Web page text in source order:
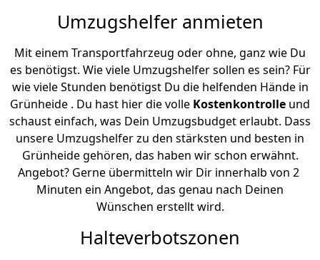
Umzugshelfer anmieten
Mit einem Transportfahrzeug oder ohne, ganz wie Du
es benötigst. Wie viele Umzugshelfer sollen es sein? Für
wie viele Stunden benötigst Du die helfenden Hände in
Grünheide . Du hast hier die volle Kostenkontrolle und
schaust einfach, was Dein Umzugsbudget erlaubt. Dass
unsere Umzugshelfer zu den stärksten und besten in
Grünheide gehören, das haben wir schon erwähnt.
Angebot? Gerne übermitteln wir Dir innerhalb von 2
Minuten ein Angebot, das genau nach Deinen
Wünschen erstellt wird.
Halteverbotszonen